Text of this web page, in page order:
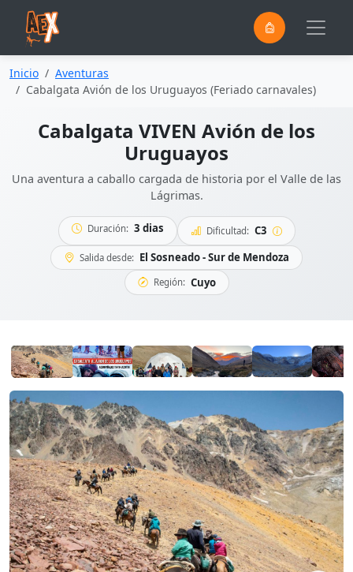
Inicio
Aventuras
Cabalgata Avión de los Uruguayos (Feriado carnavales)
Cabalgata VIVEN Avión de los
Uruguayos
Una aventura a caballo cargada de historia por el Valle de las
Lágrimas.
Duración: 3 dias Dificultad: C3
Salida desde: El Sosneado - Sur de Mendoza
Región: Cuyo